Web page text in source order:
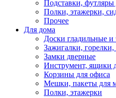
Подставки,
Полки, этажерки,
Прочее
Для дома
Доски гладильные и
Зажигалки, горелки,
Замки дверные
Инструмент, ящики
Корзины для офиса
Мешки, пакеты для
Полки, этажерки